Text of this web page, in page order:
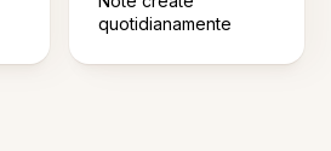
quotidianamente